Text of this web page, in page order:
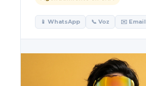
📱 WhatsApp 📞 Voz ✉️ Email